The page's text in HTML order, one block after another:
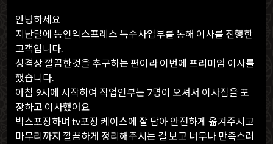
안녕하세요
지난달에 통인익스프레스 특수사업부를 통해 이사를 진행한
고객입니다.
성격상 깔끔한것을 추구하는 편이라 이번에 프리미엄 이사를
했습니다.
아침 9시에 시작하여 작업인부는 7명이 오셔서 이사짐을 포
장하고 이사했어요
박스포장하며 tv포장 케이스에 잘 담아 안전하게 옮겨주시고
마무리까지 깔끔하게 정리해주시는 걸 보고 너무나 만족스러